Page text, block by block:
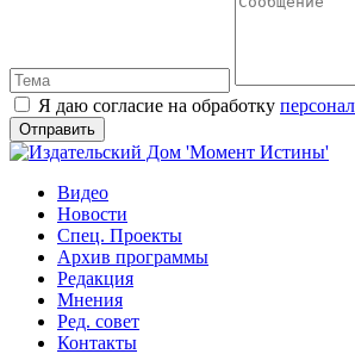
Я даю согласие на обработку
Видео
Новости
Спец. Проекты
Архив программы
Редакция
Мнения
Ред. совет
Контакты